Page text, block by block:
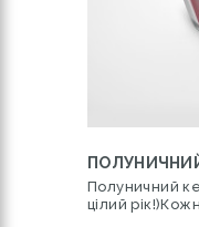
Полуничний
цілий